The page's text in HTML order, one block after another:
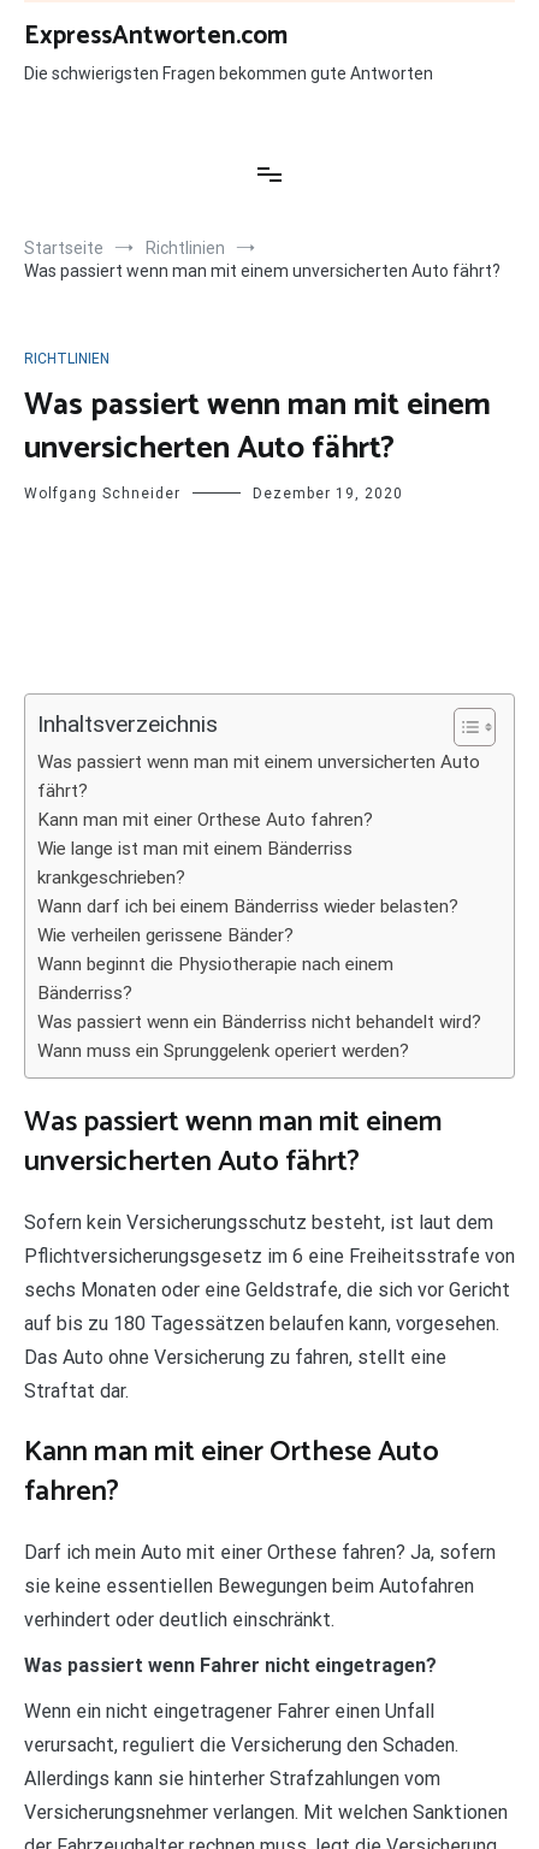
Zum
Inhalt
springen
ExpressAntworten.com
Die schwierigsten Fragen bekommen gute Antworten
Startseite
Richtlinien
Was passiert wenn man mit einem unversicherten Auto fährt?
RICHTLINIEN
Was passiert wenn man mit einem
unversicherten Auto fährt?
Wolfgang Schneider Dezember 19, 2020
Inhaltsverzeichnis
Was passiert wenn man mit einem unversicherten Auto
fährt?
Kann man mit einer Orthese Auto fahren?
Wie lange ist man mit einem Bänderriss
krankgeschrieben?
Wann darf ich bei einem Bänderriss wieder belasten?
Wie verheilen gerissene Bänder?
Wann beginnt die Physiotherapie nach einem
Bänderriss?
Was passiert wenn ein Bänderriss nicht behandelt wird?
Wann muss ein Sprunggelenk operiert werden?
Was passiert wenn man mit einem
unversicherten Auto fährt?
Sofern kein Versicherungsschutz besteht, ist laut dem
Pflichtversicherungsgesetz im 6 eine Freiheitsstrafe von
sechs Monaten oder eine Geldstrafe, die sich vor Gericht
auf bis zu 180 Tagessätzen belaufen kann, vorgesehen.
Das Auto ohne Versicherung zu fahren, stellt eine
Straftat dar.
Kann man mit einer Orthese Auto
fahren?
Darf ich mein Auto mit einer Orthese fahren? Ja, sofern
sie keine essentiellen Bewegungen beim Autofahren
verhindert oder deutlich einschränkt.
Was passiert wenn Fahrer nicht eingetragen?
Wenn ein nicht eingetragener Fahrer einen Unfall
verursacht, reguliert die Versicherung den Schaden.
Allerdings kann sie hinterher Strafzahlungen vom
Versicherungsnehmer verlangen. Mit welchen Sanktionen